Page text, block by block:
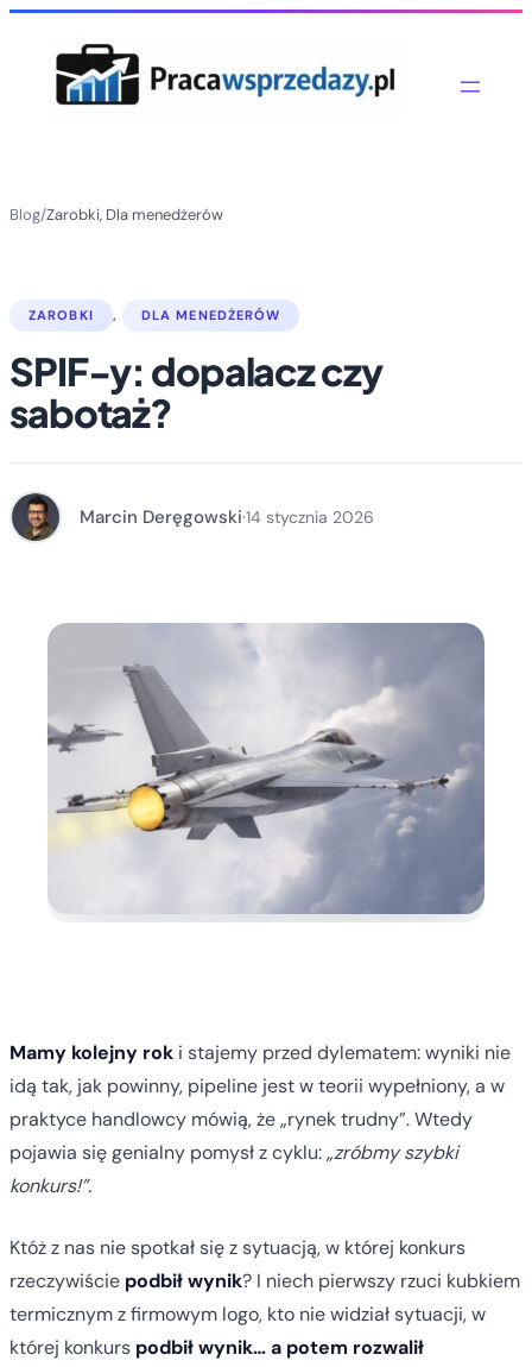
Blog/Zarobki, Dla menedżerów
ZAROBKI , DLA MENEDŻERÓW
SPIF-y: dopalacz czy
sabotaż?
Marcin Deręgowski·14 stycznia 2026
Mamy kolejny rok i stajemy przed dylematem: wyniki nie
idą tak, jak powinny, pipeline jest w teorii wypełniony, a w
praktyce handlowcy mówią, że „rynek trudny”. Wtedy
pojawia się genialny pomysł z cyklu:„zróbmy szybki
konkurs!”.
Któż z nas nie spotkał się z sytuacją, w której konkurs
rzeczywiście podbił wynik? I niech pierwszy rzuci kubkiem
termicznym z firmowym logo, kto nie widział sytuacji, w
której konkurs podbił wynik… a potem rozwalił